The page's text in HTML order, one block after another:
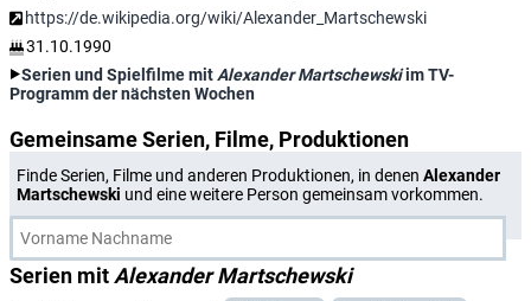
https://de.wikipedia.org/wiki/Alexander_Martschewski
31.10.1990
Serien und Spielfilme mit Alexander Martschewskiim TV-
Programm der nächsten Wochen
Gemeinsame Serien, Filme, Produktionen
Finde Serien, Filme und anderen Produktionen, in denen Alexander
Martschewski und eine weitere Person gemeinsam vorkommen.
Serien mit Alexander Martschewski